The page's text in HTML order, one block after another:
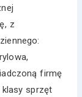
z
firmę
sprzęt